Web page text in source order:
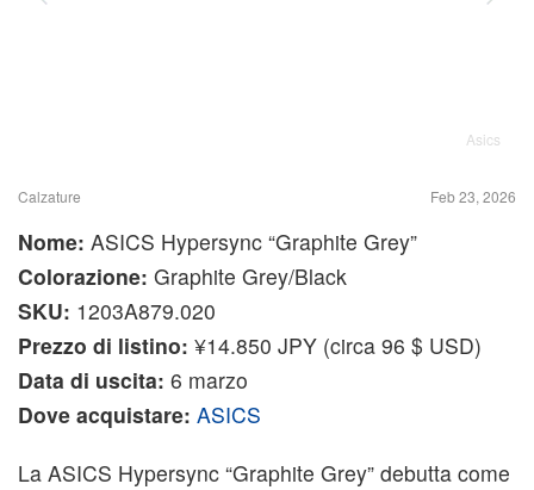
Asics
Calzature Feb 23, 2026
Nome: ASICS Hypersync “Graphite Grey”
Colorazione: Graphite Grey/Black
SKU: 1203A879.020
Prezzo di listino: ¥14.850 JPY (circa 96 $ USD)
Data di uscita: 6 marzo
Dove acquistare: ASICS
La ASICS Hypersync “Graphite Grey” debutta come